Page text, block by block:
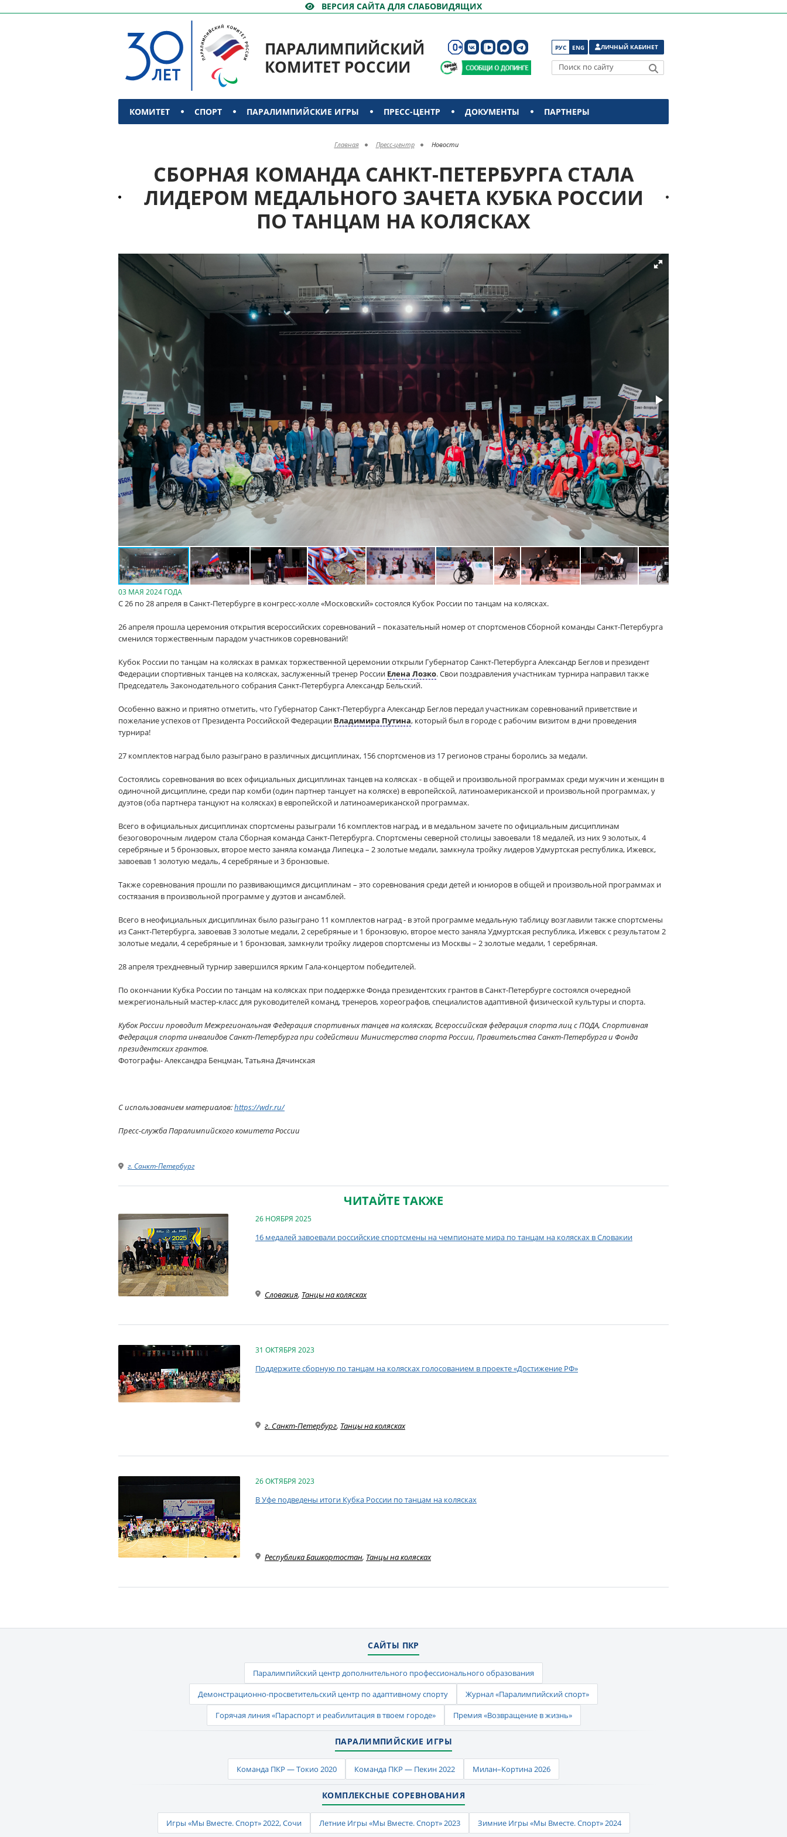
ВЕРСИЯ САЙТА ДЛЯ СЛАБОВИДЯЩИХ
ПАРАЛИМПИЙСКИЙ
КОМИТЕТ РОССИИ
РУС ENG ЛИЧНЫЙ КАБИНЕТ
Поиск по сайту
КОМИТЕТ СПОРТ ПАРАЛИМПИЙСКИЕ ИГРЫ ПРЕСС-ЦЕНТР ДОКУМЕНТЫ ПАРТНЕРЫ
Главная Пресс-центр Новости
СБОРНАЯ КОМАНДА САНКТ-ПЕТЕРБУРГА СТАЛА
ЛИДЕРОМ МЕДАЛЬНОГО ЗАЧЕТА КУБКА РОССИИ
ПО ТАНЦАМ НА КОЛЯСКАХ
03 МАЯ 2024 ГОДА
С 26 по 28 апреля в Санкт-Петербурге в конгресс-холле «Московский» состоялся Кубок России по танцам на колясках.
26 апреля прошла церемония открытия всероссийских соревнований – показательный номер от спортсменов Сборной команды Санкт-Петербурга
сменился торжественным парадом участников соревнований!
Кубок России по танцам на колясках в рамках торжественной церемонии открыли Губернатор Санкт-Петербурга Александр Беглов и президент
Федерации спортивных танцев на колясках, заслуженный тренер России Елена Лозко. Свои поздравления участникам турнира направил также
Председатель Законодательного собрания Санкт-Петербурга Александр Бельский.
Особенно важно и приятно отметить, что Губернатор Санкт-Петербурга Александр Беглов передал участникам соревнований приветствие и
пожелание успехов от Президента Российской Федерации Владимира Путина, который был в городе с рабочим визитом в дни проведения
турнира!
27 комплектов наград было разыграно в различных дисциплинах, 156 спортсменов из 17 регионов страны боролись за медали.
Состоялись соревнования во всех официальных дисциплинах танцев на колясках - в общей и произвольной программах среди мужчин и женщин в
одиночной дисциплине, среди пар комби (один партнер танцует на коляске) в европейской, латиноамериканской и произвольной программах, у
дуэтов (оба партнера танцуют на колясках) в европейской и латиноамериканской программах.
Всего в официальных дисциплинах спортсмены разыграли 16 комплектов наград, и в медальном зачете по официальным дисциплинам
безоговорочным лидером стала Сборная команда Санкт-Петербурга. Спортсмены северной столицы завоевали 18 медалей, из них 9 золотых, 4
серебряные и 5 бронзовых, второе место заняла команда Липецка – 2 золотые медали, замкнула тройку лидеров Удмуртская республика, Ижевск,
завоевав 1 золотую медаль, 4 серебряные и 3 бронзовые.
Также соревнования прошли по развивающимся дисциплинам – это соревнования среди детей и юниоров в общей и произвольной программах и
состязания в произвольной программе у дуэтов и ансамблей.
Всего в неофициальных дисциплинах было разыграно 11 комплектов наград - в этой программе медальную таблицу возглавили также спортсмены
из Санкт-Петербурга, завоевав 3 золотые медали, 2 серебряные и 1 бронзовую, второе место заняла Удмуртская республика, Ижевск с результатом 2
золотые медали, 4 серебряные и 1 бронзовая, замкнули тройку лидеров спортсмены из Москвы – 2 золотые медали, 1 серебряная.
28 апреля трехдневный турнир завершился ярким Гала-концертом победителей.
По окончании Кубка России по танцам на колясках при поддержке Фонда президентских грантов в Санкт-Петербурге состоялся очередной
межрегиональный мастер-класс для руководителей команд, тренеров, хореографов, специалистов адаптивной физической культуры и спорта.
Кубок России проводит Межрегиональная Федерация спортивных танцев на колясках, Всероссийская федерация спорта лиц с ПОДА, Спортивная
Федерация спорта инвалидов Санкт-Петербурга при содействии Министерства спорта России, Правительства Санкт-Петербурга и Фонда
президентских грантов.
Фотографы- Александра Бенцман, Татьяна Дячинская
С использованием материалов:https://wdr.ru/
Пресс-служба Паралимпийского комитета России
г. Санкт-Петербург
ЧИТАЙТЕ ТАКЖЕ
26 НОЯБРЯ 2025
16 медалей завоевали российские спортсмены на чемпионате мира по танцам на колясках в Словакии
Словакия, Танцы на колясках
31 ОКТЯБРЯ 2023
Поддержите сборную по танцам на колясках голосованием в проекте «Достижение РФ»
г. Санкт-Петербург, Танцы на колясках
26 ОКТЯБРЯ 2023
В Уфе подведены итоги Кубка России по танцам на колясках
Республика Башкортостан, Танцы на колясках
САЙТЫ ПКР
Паралимпийский центр дополнительного профессионального образования
Демонстрационно-просветительский центр по адаптивному спорту
Журнал «Паралимпийский спорт»
Горячая линия «Параспорт и реабилитация в твоем городе»
Премия «Возвращение в жизнь»
ПАРАЛИМПИЙСКИЕ ИГРЫ
Команда ПКР — Токио 2020 Команда ПКР — Пекин 2022 Милан–Кортина 2026
КОМПЛЕКСНЫЕ СОРЕВНОВАНИЯ
Игры «Мы Вместе. Спорт» 2022, Сочи Летние Игры «Мы Вместе. Спорт» 2023 Зимние Игры «Мы Вместе. Спорт» 2024